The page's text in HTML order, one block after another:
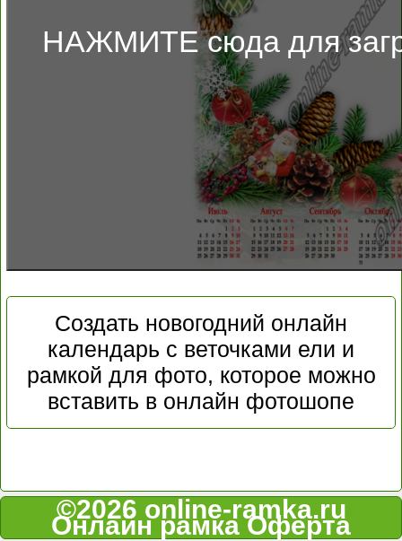
НАЖМИТЕ сюда для
Создать новогодний онлайн
календарь с веточками ели и
рамкой для фото, которое можно
вставить в онлайн фотошопе
©2026 online-ramka.ru
Онлайн рамкаОферта